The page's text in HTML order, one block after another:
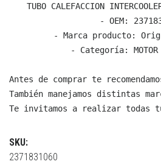
TUBO CALEFACCION
- OEM:
- Marca producto:
- Categoría: MOTOR
Antes de comprar te
También manejamos distintas
Te invitamos a realizar todas
SKU:
2371831060